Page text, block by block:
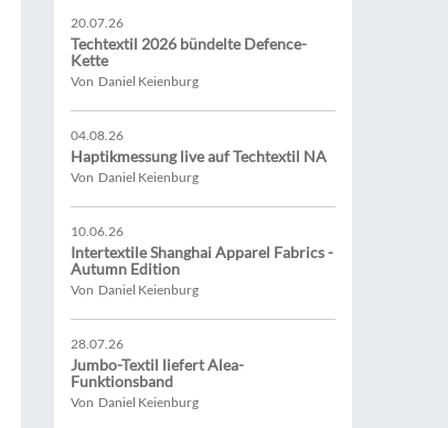
20.07.26
Techtextil 2026 bündelte Defence-
Kette
Von Daniel Keienburg
04.08.26
Haptikmessung live auf Techtextil NA
Von Daniel Keienburg
10.06.26
Intertextile Shanghai Apparel Fabrics -
Autumn Edition
Von Daniel Keienburg
28.07.26
Jumbo-Textil liefert Alea-
Funktionsband
Von Daniel Keienburg